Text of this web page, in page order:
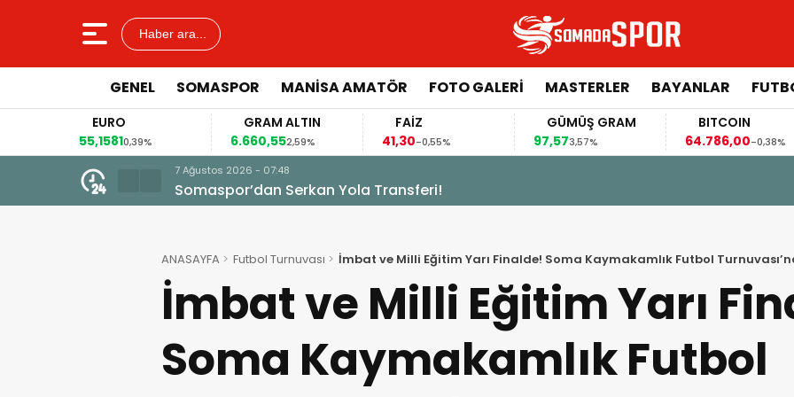
Haber ara...
GENEL SOMASPOR MANISA AMATÖR FOTO GALERI MASTERLER BAYANLAR
0,39%
GRAM ALTIN
6.660,552,59%
FAİZ
41,30 -0,55%
GÜMÜŞ GRAM
97,57
3,57%
BITCOIN
64.786,00-0,38%
7 Ağustos 2026 - 07:48
Somaspor’dan Serkan Yola Transferi!
ANASAYFA Futbol Turnuvası İmbat ve Milli Eğitim Yarı Finalde! Soma Kaymakamlık Futbol
İmbat ve Milli Eğitim Yarı
Soma Kaymakamlık Futbol